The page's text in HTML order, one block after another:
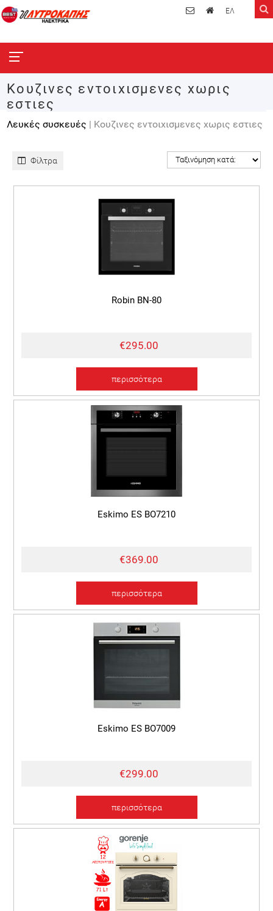
ΕΛ
Κουζινες εντοιχισμενες χωρις
εστιες
Λευκές συσκευές | Κουζινες εντοιχισμενες χωρις εστιες
Φίλτρα
Robin BN-80
€295.00
περισσότερα
Eskimo ES BO7210
€369.00
περισσότερα
Eskimo ES BO7009
€299.00
περισσότερα